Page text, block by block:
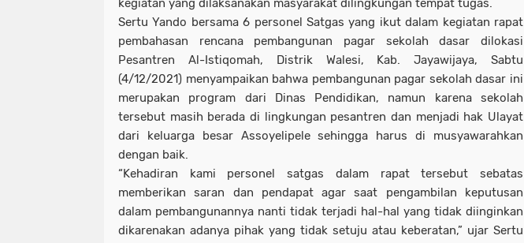
Sertu Yando bersama 6 personel Satgas yang ikut dalam kegiatan rapat
pembahasan rencana pembangunan pagar sekolah dasar dilokasi
Pesantren Al-Istiqomah, Distrik Walesi, Kab. Jayawijaya, Sabtu
(4/12/2021) menyampaikan bahwa pembangunan pagar sekolah dasar ini
merupakan program dari Dinas Pendidikan, namun karena sekolah
tersebut masih berada di lingkungan pesantren dan menjadi hak Ulayat
dari keluarga besar Assoyelipele sehingga harus di musyawarahkan
dengan baik.
“Kehadiran kami personel satgas dalam rapat tersebut sebatas
memberikan saran dan pendapat agar saat pengambilan keputusan
dalam pembangunannya nanti tidak terjadi hal-hal yang tidak diinginkan
dikarenakan adanya pihak yang tidak setuju atau keberatan,” ujar Sertu